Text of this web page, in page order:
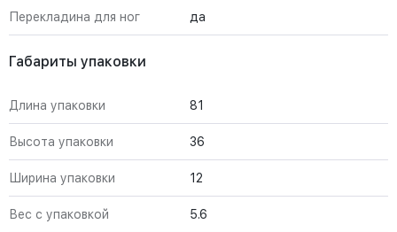
Перекладина для ног да
Габариты упаковки
Длина упаковки 81
Высота упаковки 36
Ширина упаковки 12
Вес с упаковкой 5.6